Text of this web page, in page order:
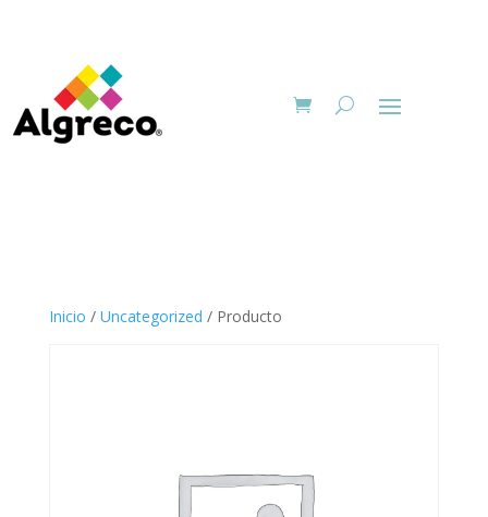
Inicio / Uncategorized / Producto